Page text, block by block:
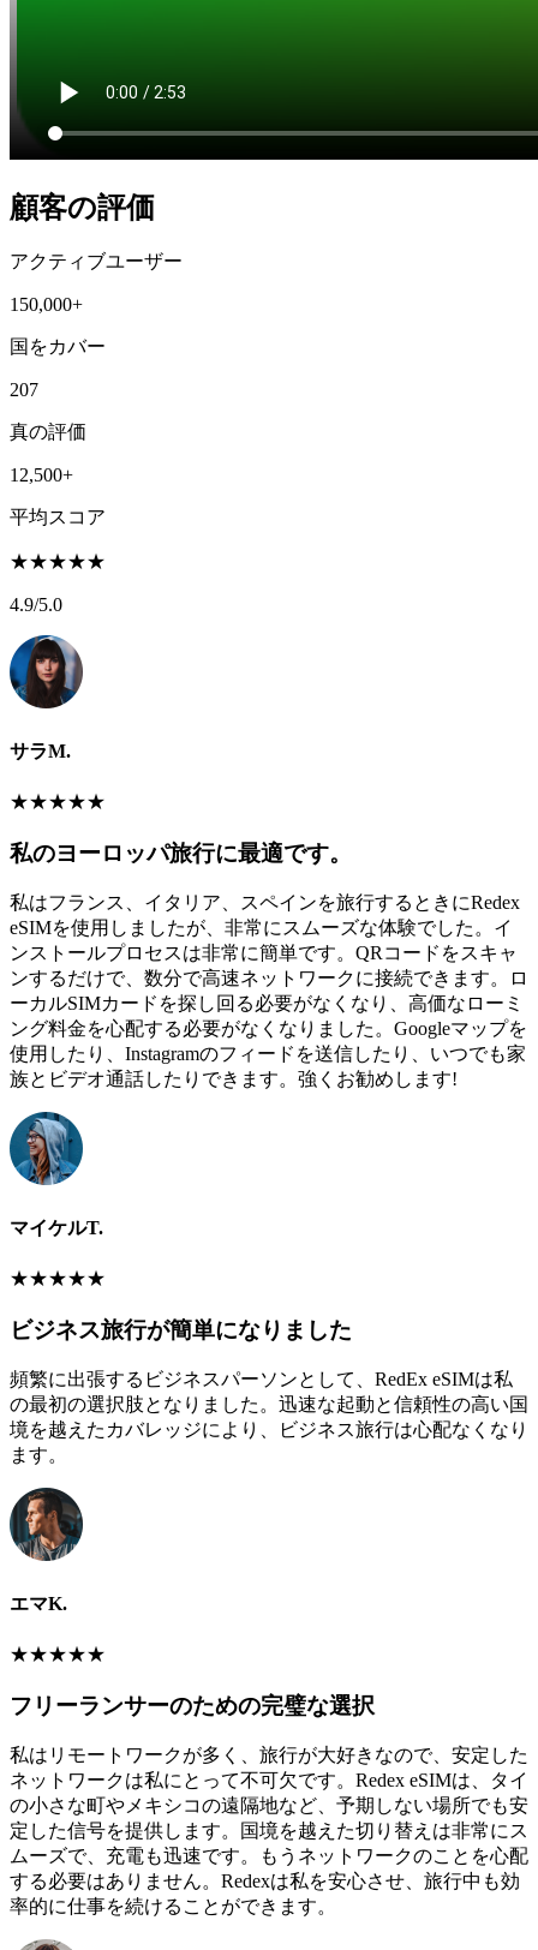
顧客の評価
アクティブユーザー
150,000+
国をカバー
207
真の評価
12,500+
平均スコア
★★★★★
4.9/5.0
サラM.
★★★★★
私のヨーロッパ旅行に最適です。
私はフランス、イタリア、スペインを旅行するときにRedex
eSIMを使用しましたが、非常にスムーズな体験でした。イ
ンストールプロセスは非常に簡単です。QRコードをスキャ
ンするだけで、数分で高速ネットワークに接続できます。ロ
ーカルSIMカードを探し回る必要がなくなり、高価なローミ
ング料金を心配する必要がなくなりました。Googleマップを
使用したり、Instagramのフィードを送信したり、いつでも家
族とビデオ通話したりできます。強くお勧めします!
マイケルT.
★★★★★
ビジネス旅行が簡単になりました
頻繁に出張するビジネスパーソンとして、RedEx eSIMは私
の最初の選択肢となりました。迅速な起動と信頼性の高い国
境を越えたカバレッジにより、ビジネス旅行は心配なくなり
ます。
エマK.
★★★★★
フリーランサーのための完璧な選択
私はリモートワークが多く、旅行が大好きなので、安定した
ネットワークは私にとって不可欠です。Redex eSIMは、タイ
の小さな町やメキシコの遠隔地など、予期しない場所でも安
定した信号を提供します。国境を越えた切り替えは非常にス
ムーズで、充電も迅速です。もうネットワークのことを心配
する必要はありません。Redexは私を安心させ、旅行中も効
率的に仕事を続けることができます。